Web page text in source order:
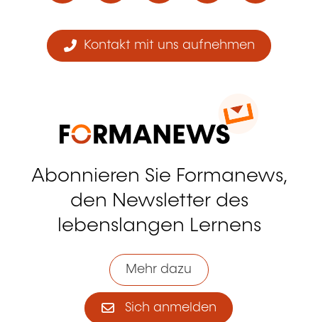
Kontakt mit uns aufnehmen
Abonnieren Sie Formanews,
den Newsletter des
lebenslangen Lernens
Mehr dazu
Sich anmelden